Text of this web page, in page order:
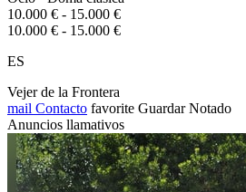
10.000 € - 15.000 €
10.000 € - 15.000 €
ES
Vejer de la Frontera
mail Contacto favorite Guardar Notado
Anuncios llamativos